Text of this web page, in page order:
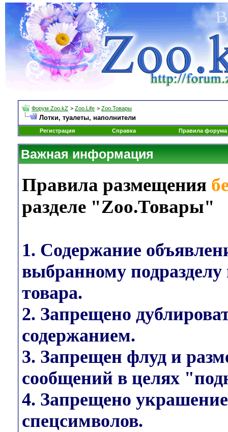
Форум Zoo.kZ > Zoo.Life > Zoo.Товары
Лотки, туалеты, наполнители
Регистрация Справка Правила форума
Важная информация
Правила размещения
разделе "Zoo.Товары"
1. Содержание
выбранному
товара.
2. Запрещено
содержанием.
3. Запрещен флуд и
сообщений в целях
4. Запрещено
спецсимволов.